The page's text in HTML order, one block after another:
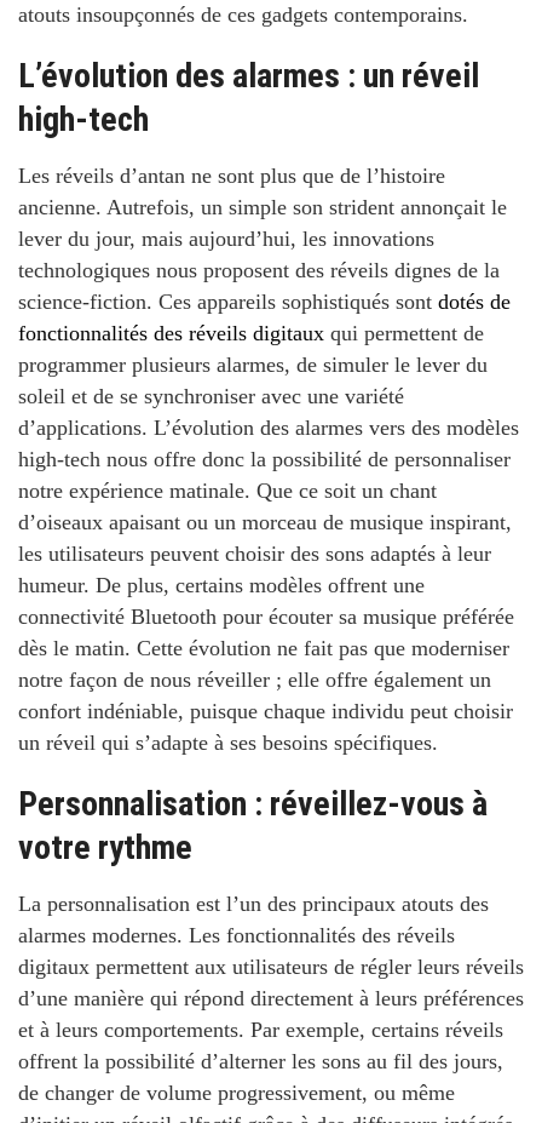
atouts insoupçonnés de ces gadgets contemporains.
L’évolution des alarmes : un réveil
high-tech
Les réveils d’antan ne sont plus que de l’histoire
ancienne. Autrefois, un simple son strident annonçait le
lever du jour, mais aujourd’hui, les innovations
technologiques nous proposent des réveils dignes de la
science-fiction. Ces appareils sophistiqués sont dotés de
fonctionnalités des réveils digitaux qui permettent de
programmer plusieurs alarmes, de simuler le lever du
soleil et de se synchroniser avec une variété
d’applications. L’évolution des alarmes vers des modèles
high-tech nous offre donc la possibilité de personnaliser
notre expérience matinale. Que ce soit un chant
d’oiseaux apaisant ou un morceau de musique inspirant,
les utilisateurs peuvent choisir des sons adaptés à leur
humeur. De plus, certains modèles offrent une
connectivité Bluetooth pour écouter sa musique préférée
dès le matin. Cette évolution ne fait pas que moderniser
notre façon de nous réveiller ; elle offre également un
confort indéniable, puisque chaque individu peut choisir
un réveil qui s’adapte à ses besoins spécifiques.
Personnalisation : réveillez-vous à
votre rythme
La personnalisation est l’un des principaux atouts des
alarmes modernes. Les fonctionnalités des réveils
digitaux permettent aux utilisateurs de régler leurs réveils
d’une manière qui répond directement à leurs préférences
et à leurs comportements. Par exemple, certains réveils
offrent la possibilité d’alterner les sons au fil des jours,
de changer de volume progressivement, ou même